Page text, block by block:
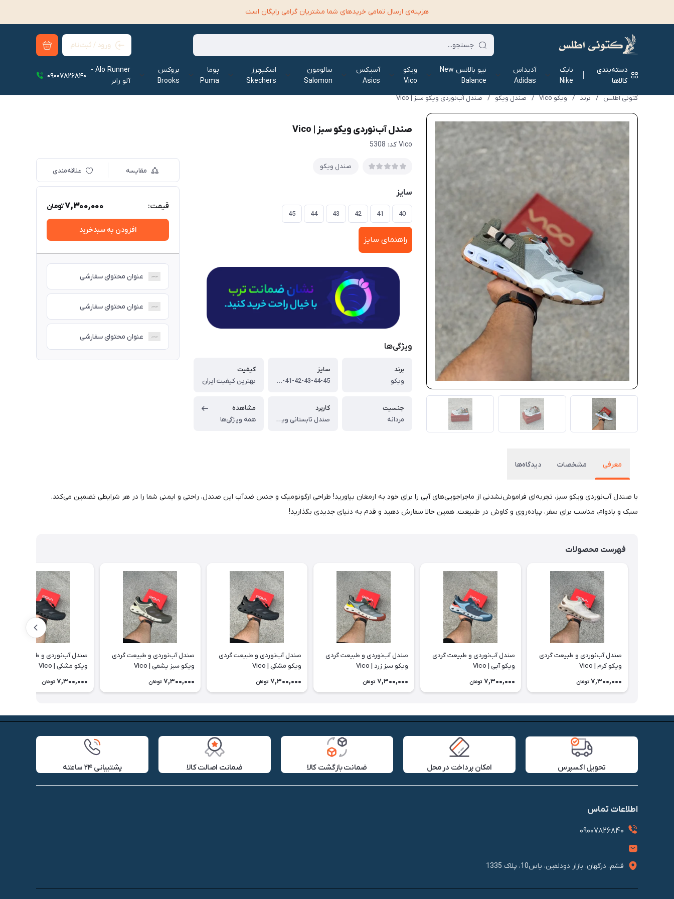
هزینه‌ی ارسال تمامی خرید‌های شما مشتریان گرامی رایگان است
ورود / ثبت‌نام
دسته‌بندی
کالاها
نایک
Nike
آدیداس
Adidas
نیو بالانس New
Balance
ویکو
Vico
آسیکس
Asics
سالومون
Salomon
اسکیچرز
Skechers
پوما
Puma
بروکس
Brooks
Alo Runner -
آلو رانر‌
09007826840
کتونی اطلس / برند / ویکو Vico / صندل ویکو / صندل آب‌نوردی ویکو سبز | Vico
صندل آب‌نوردی ویکو سبز | Vico
Vico کد: 5308
صندل ویکو
سایز
40
41
42
43
44
45
راهنمای سایز
ویژگی‌ها
برند
ویکو
سایز
40-41-42-43-44-45
کیفیت
بهترین کیفیت ایران
جنسیت
مردانه
کاربرد
صندل تابستانی ویکو مناسب پیاده روی و طبیعت گردی و آب نوردی
مشاهده
همه ویژگی‌ها
مقایسه علاقه‌مندی
قیمت: 7,300,000تومان
افزودن به سبدخرید
عنوان محتوای سفارشی
عنوان محتوای سفارشی
عنوان محتوای سفارشی
معرفی مشخصات دیدگاه‌ها
با صندل آب‌نوردی ویکو سبز، تجربه‌ای فراموش‌نشدنی از ماجراجویی‌های آبی را برای خود به ارمغان بیاورید! طراحی ارگونومیک و جنس ضدآب این صندل، راحتی و ایمنی شما را در هر شرایطی تضمین می‌کند.
سبک و بادوام، مناسب برای سفر، پیاده‌روی و کاوش در طبیعت. همین حالا سفارش دهید و قدم به دنیای جدیدی بگذارید!
فهرست محصولات
صندل آب‌نوردی و طبیعت گردی
ویکو کرم | Vico
7,300,000 تومان
صندل آب‌نوردی و طبیعت گردی
ویکو آبی | Vico
7,300,000 تومان
صندل آب‌نوردی و طبیعت گردی
ویکو سبز زرد | Vico
7,300,000 تومان
صندل آب‌نوردی و طبیعت گردی
ویکو مشکی | Vico
7,300,000 تومان
صندل آب‌نوردی و طبیعت گردی
ویکو سبز یشمی | Vico
7,300,000 تومان
صندل آب‌نوردی و طبیعت گردی
ویکو مشکی | Vico
7,300,000 تومان
تحویل اکسپرس امکان پرداخت در محل ضمانت بازگشت کالا ضمانت اصالت کالا پشتیبانی ۲۴ ساعته
اطلاعات تماس
09007826840
قشم، درگهان، بازار دودلفین، یاس10، پلاک 1335